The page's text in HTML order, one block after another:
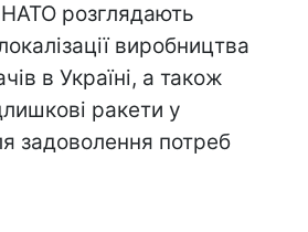
розглядають
виробництва
в Україні, а також
ракети у
задоволення потреб